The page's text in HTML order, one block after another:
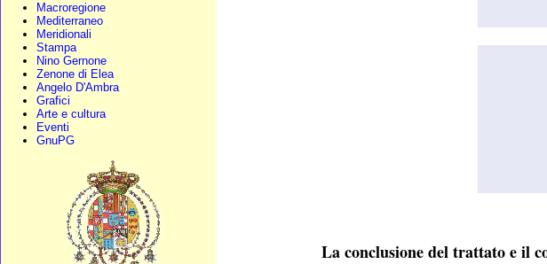
Macroregione
Mediterraneo
Meridionali
Stampa
Nino Gernone
Zenone di Elea
Angelo D'Ambra
Grafici
Arte e cultura
Eventi
GnuPG
La conclusione del trattato e il